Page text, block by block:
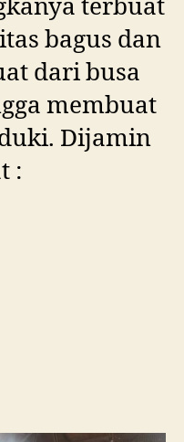
terbuat
bagus dan
dari busa
membuat
Dijamin
: